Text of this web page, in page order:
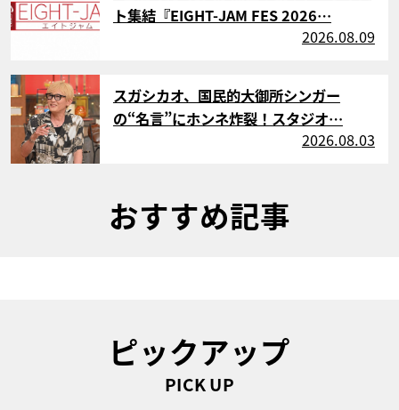
ト集結『EIGHT-JAM FES 2026…
2026.08.09
スガシカオ、国民的大御所シンガー
の“名言”にホンネ炸裂！スタジオ…
2026.08.03
おすすめ記事
ピックアップ
PICK UP